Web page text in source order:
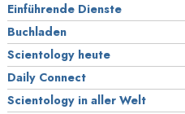
Einführende Dienste
Buchladen
Scientology heute
Daily Connect
Scientology in aller Welt